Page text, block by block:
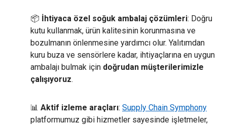
📦 İhtiyaca özel soğuk ambalaj çözümleri: Doğru
kutu kullanmak, ürün kalitesinin korunmasına ve
bozulmanın önlenmesine yardımcı olur. Yalıtımdan
kuru buza ve sensörlere kadar, ihtiyaçlarına en uygun
ambalajı bulmak için doğrudan müşterilerimizle
çalışıyoruz.
📊 Aktif izleme araçları: Supply Chain Symphony
platformumuz gibi hizmetler sayesinde işletmeler,